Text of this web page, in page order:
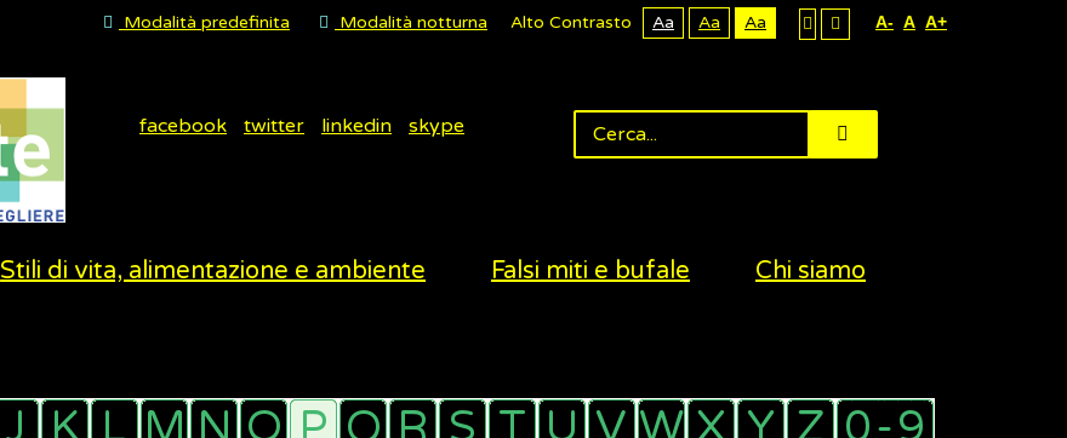
Modalità predefinita Modalità notturna Alto Contrasto Aa Aa Aa A- A A+
facebook twitter linkedin skype
Stili di vita, alimentazione e ambiente Falsi miti e bufale Chi siamo